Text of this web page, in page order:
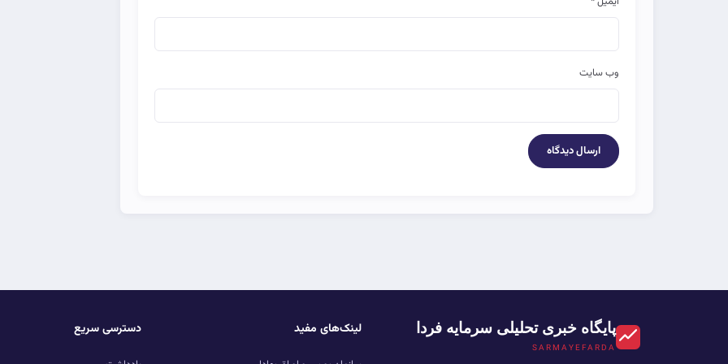
وب‌ سایت
پایگاه خبری تحلیلی سرمایه فردا
SARMAYEFARDA
لینک‌های مفید دسترسی سریع